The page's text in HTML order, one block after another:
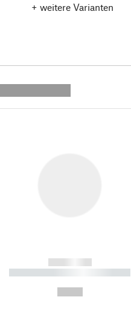
+ weitere Varianten
------------
----------- ----------- ----------